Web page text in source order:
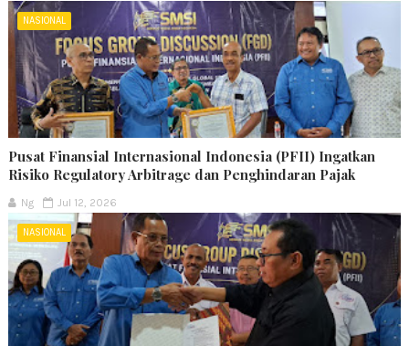
NASIONAL
Pusat Finansial Internasional Indonesia (PFII) Ingatkan
Risiko Regulatory Arbitrage dan Penghindaran Pajak
Ng Jul 12, 2026
NASIONAL